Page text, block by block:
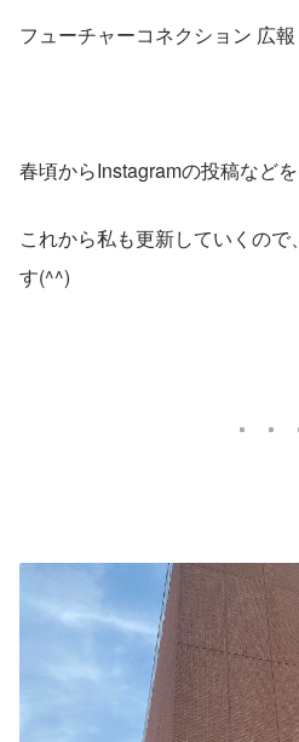
フューチャーコネクション 広報
春頃からInstagramの投稿など
これから私も更新していくの
す(^^)